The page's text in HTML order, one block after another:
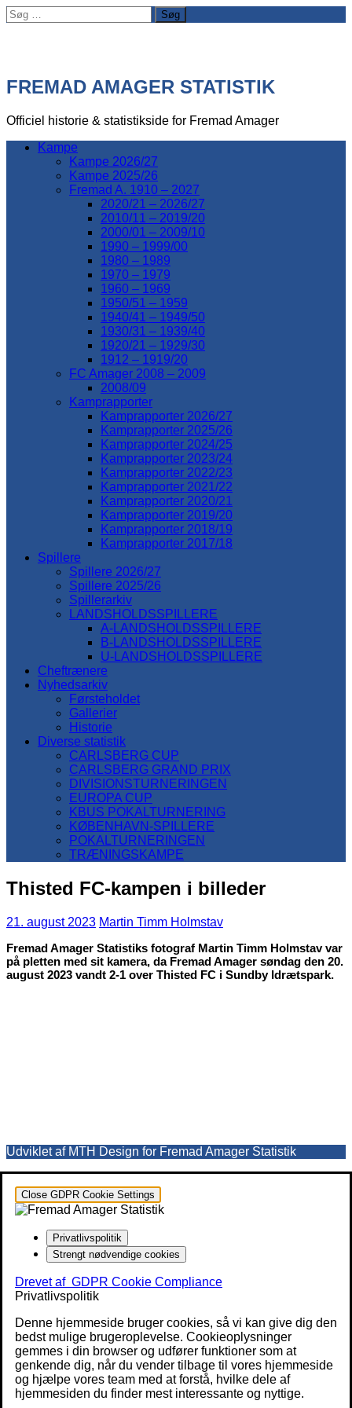
Søg
efter:
FREMAD AMAGER STATISTIK
Officiel historie & statistikside for Fremad Amager
Kampe
Kampe 2026/27
Kampe 2025/26
Fremad A. 1910 – 2027
2020/21 – 2026/27
2010/11 – 2019/20
2000/01 – 2009/10
1990 – 1999/00
1980 – 1989
1970 – 1979
1960 – 1969
1950/51 – 1959
1940/41 – 1949/50
1930/31 – 1939/40
1920/21 – 1929/30
1912 – 1919/20
FC Amager 2008 – 2009
2008/09
Kamprapporter
Kamprapporter 2026/27
Kamprapporter 2025/26
Kamprapporter 2024/25
Kamprapporter 2023/24
Kamprapporter 2022/23
Kamprapporter 2021/22
Kamprapporter 2020/21
Kamprapporter 2019/20
Kamprapporter 2018/19
Kamprapporter 2017/18
Spillere
Spillere 2026/27
Spillere 2025/26
Spillerarkiv
LANDSHOLDSSPILLERE
A-LANDSHOLDSSPILLERE
B-LANDSHOLDSSPILLERE
U-LANDSHOLDSSPILLERE
Cheftrænere
Nyhedsarkiv
Førsteholdet
Gallerier
Historie
Diverse statistik
CARLSBERG CUP
CARLSBERG GRAND PRIX
DIVISIONSTURNERINGEN
EUROPA CUP
KBUS POKALTURNERING
KØBENHAVN-SPILLERE
POKALTURNERINGEN
TRÆNINGSKAMPE
Thisted FC-kampen i billeder
21. august 2023 Martin Timm Holmstav
Fremad Amager Statistiks fotograf Martin Timm Holmstav var
på pletten med sit kamera, da Fremad Amager søndag den 20.
august 2023 vandt 2-1 over Thisted FC i Sundby Idrætspark.
Udviklet af MTH Design for Fremad Amager Statistik
Close GDPR Cookie Settings
Privatlivspolitik
Strengt nødvendige cookies
Drevet af GDPR Cookie Compliance
Privatlivspolitik
Denne hjemmeside bruger cookies, så vi kan give dig den
bedst mulige brugeroplevelse. Cookieoplysninger
gemmes i din browser og udfører funktioner som at
genkende dig, når du vender tilbage til vores hjemmeside
og hjælpe vores team med at forstå, hvilke dele af
hjemmesiden du finder mest interessante og nyttige.